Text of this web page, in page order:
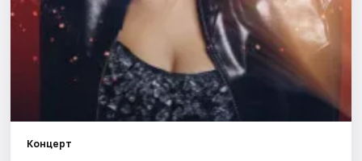
Артисты
Рейтинги
Концерт